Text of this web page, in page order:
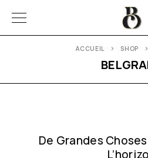
ACCUEIL SHOP
De Grandes